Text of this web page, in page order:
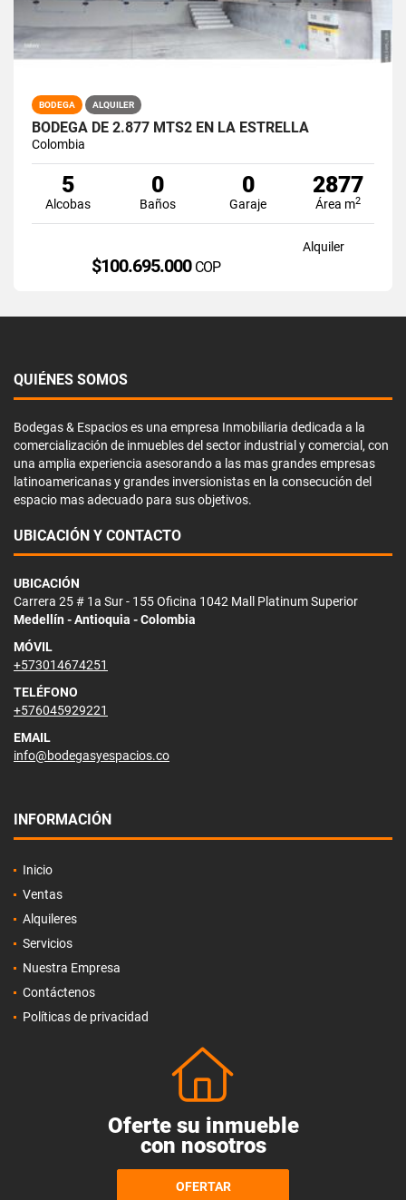
BODEGA ALQUILER
BODEGA DE 2.877 MTS2 EN LA ESTRELLA
Colombia
5
Alcobas
0
Baños
0
Garaje
2877
Área m2
Alquiler
$100.695.000 COP
QUIÉNES SOMOS
Bodegas & Espacios es una empresa Inmobiliaria dedicada a la
comercialización de inmuebles del sector industrial y comercial, con
una amplia experiencia asesorando a las mas grandes empresas
latinoamericanas y grandes inversionistas en la consecución del
espacio mas adecuado para sus objetivos.
UBICACIÓN Y CONTACTO
UBICACIÓN
Carrera 25 # 1a Sur - 155 Oficina 1042 Mall Platinum Superior
Medellín - Antioquia - Colombia
MÓVIL
+573014674251
TELÉFONO
+576045929221
EMAIL
info@bodegasyespacios.co
INFORMACIÓN
Inicio
Ventas
Alquileres
Servicios
Nuestra Empresa
Contáctenos
Políticas de privacidad
Oferte su inmueble
con nosotros
OFERTAR